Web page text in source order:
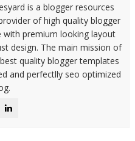
is a blogger resources
of high quality blogger
with premium looking layout
design. The main mission of
quality blogger templates
and perfectlly seo optimized